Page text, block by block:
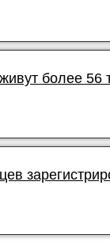
более